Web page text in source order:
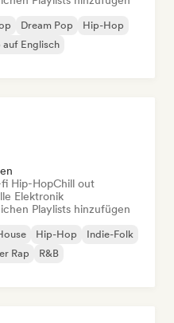
Dream Pop
Hip-Hop
auf Englisch
Hip-HopChill out
Elektronik
Playlists hinzufügen
Hip-Hop
Indie-Folk
Rap
R&B